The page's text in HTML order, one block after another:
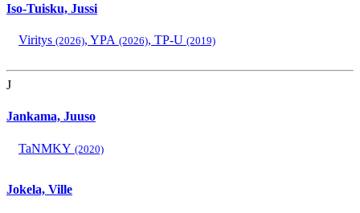
Iso-Tuisku, Jussi
Viritys (2026), YPA (2026), TP-U (2019)
J
Jankama, Juuso
TaNMKY (2020)
Jokela, Ville